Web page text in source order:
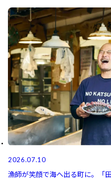
2026.07.10
漁師が笑顔で海へ出る町に。「